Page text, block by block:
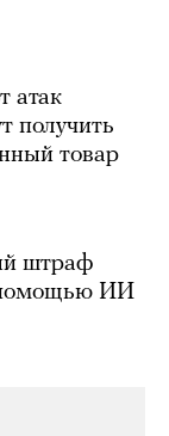
атак
получить
товар
штраф
помощью ИИ